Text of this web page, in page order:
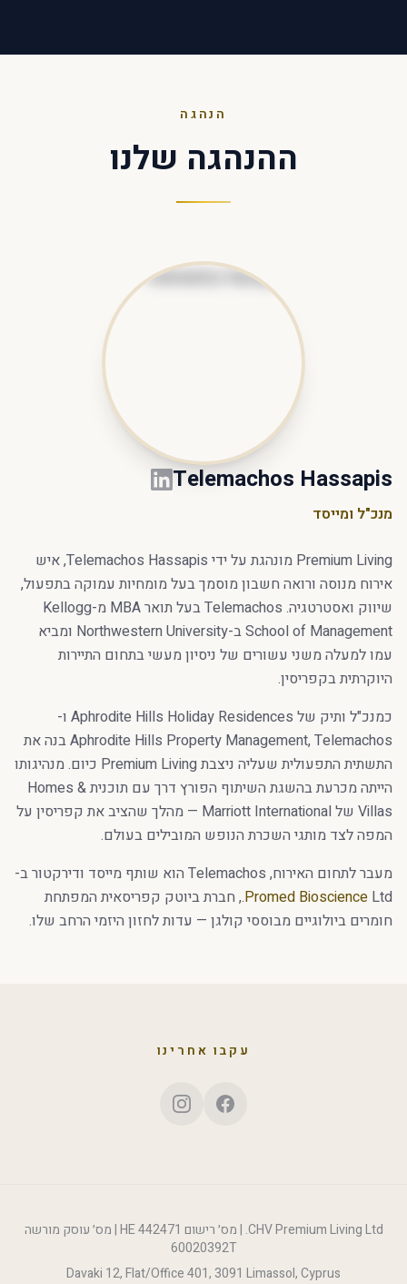
הנהגה
ההנהגה שלנו
Telemachos Hassapis
מנכ"ל ומייסד
Premium Living מונהגת על ידי Telemachos Hassapis, איש
אירוח מנוסה ורואה חשבון מוסמך בעל מומחיות עמוקה בתפעול,
שיווק ואסטרטגיה. Telemachos בעל תואר MBA מ-Kellogg
School of Management ב-Northwestern University ומביא
עמו למעלה משני עשורים של ניסיון מעשי בתחום התיירות
היוקרתית בקפריסין.
כמנכ"ל ותיק של Aphrodite Hills Holiday Residences ו-
Aphrodite Hills Property Management, Telemachos בנה את
התשתית התפעולית שעליה ניצבת Premium Living כיום. מנהיגותו
הייתה מכרעת בהשגת השיתוף הפורץ דרך עם תוכנית Homes &
Villas של Marriott International — מהלך שהציב את קפריסין על
המפה לצד מותגי השכרת הנופש המובילים בעולם.
מעבר לתחום האירוח, Telemachos הוא שותף מייסד ודירקטור ב-
Promed BioscienceLtd., חברת ביוטק קפריסאית המפתחת
חומרים ביולוגיים מבוססי קולגן — עדות לחזון היזמי הרחב שלו.
עקבו אחרינו
CHV Premium Living Ltd. | מס׳ רישום HE 442471 | מס׳ עוסק מורשה
60020392T
Davaki 12, Flat/Office 401, 3091 Limassol, Cyprus